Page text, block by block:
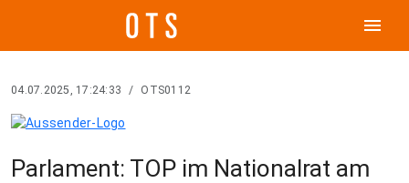
menu
04.07.2025, 17:24:33 / OTS0112
Parlament: TOP im Nationalrat am